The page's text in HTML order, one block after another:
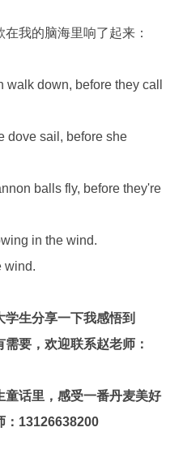
我的脑海里响了起来：
down, before they call
dove sail, before she
balls fly, before they're
in the wind.
wind.
生分享一下我感悟到
要，欢迎联系赵老师：
童话里，感受一番丹麦美好
：13126638200